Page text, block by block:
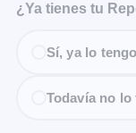
¿Ya tienes tu
Sí, ya lo tengo
Todavía no lo